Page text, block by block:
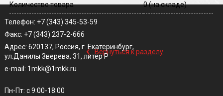
Количество товара 0(на складе)
‹ Вернуться к разделу
Телефон: +7 (343) 345-53-59
Факс: +7 (343) 237-2-666
Адрес: 620137, Россия, г. Екатеринбург,
ул.Данилы Зверева, 31, литер Р
e-mail: 1mkk@1mkk.ru
Пн-Пт: с 9:00-18:00